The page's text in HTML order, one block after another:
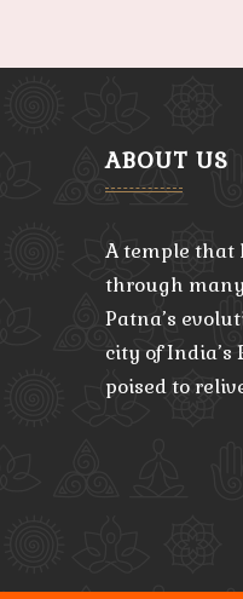
ABOUT US
A temple that
through
Patna’s
city of India’s
poised to